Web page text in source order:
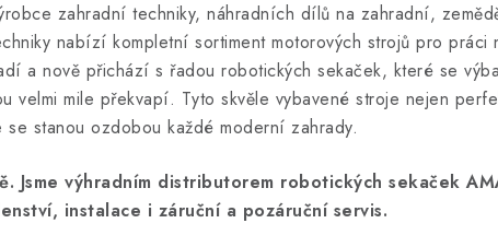
zahradní techniky, náhradních dílů na zahradní,
nabízí kompletní sortiment motorových strojů pro práci
a nově přichází s řadou robotických sekaček, které se
velmi mile překvapí. Tyto skvěle vybavené stroje nejen
stanou ozdobou každé moderní zahrady.
Jsme výhradním distributorem robotických sekaček
instalace i záruční a pozáruční servis.